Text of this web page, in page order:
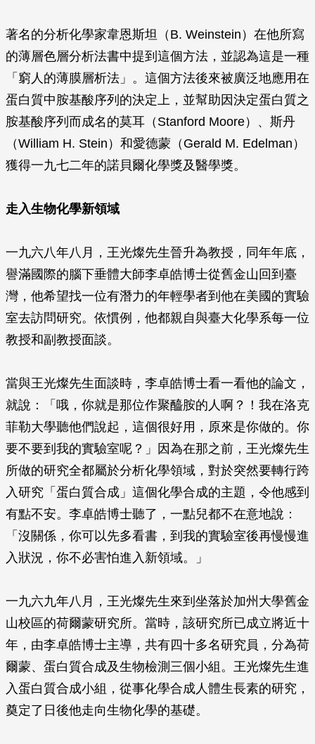
著名的分析化學家韋恩斯坦（B. Weinstein）在他所寫
的薄層色層分析法書中提到這個方法，並認為這是一種
「窮人的薄膜層析法」。這個方法後來被廣泛地應用在
蛋白質中胺基酸序列的決定上，並幫助因決定蛋白質之
胺基酸序列而成名的莫耳（Stanford Moore）、斯丹
（William H. Stein）和愛德蒙（Gerald M. Edelman）
獲得一九七二年的諾貝爾化學獎及醫學獎。
走入生物化學新領域
一九六八年八月，王光燦先生晉升為教授，同年年底，
譽滿國際的腦下垂體大師李卓皓博士從舊金山回到臺
灣，他希望找一位有潛力的年輕學者到他在美國的實驗
室去訪問研究。依慣例，他都親自與臺大化學系每一位
教授和副教授面談。
當與王光燦先生面談時，李卓皓博士看一看他的論文，
就說：「哦，你就是那位作聚醯胺的人啊？！我在洛克
菲勒大學聽他們說起，這個很好用，原來是你做的。你
要不要到我的實驗室呢？」因為在那之前，王光燦先生
所做的研究全都屬於分析化學領域，對於突然要轉行跨
入研究「蛋白質合成」這個化學合成的主題，令他感到
有點不安。李卓皓博士聽了，一點兒都不在意地說：
「沒關係，你可以先多看書，到我的實驗室後再慢慢進
入狀況，你不必害怕進入新領域。」
一九六九年八月，王光燦先生來到坐落於加州大學舊金
山校區的荷爾蒙研究所。當時，該研究所已成立將近十
年，由李卓皓博士主導，共有四十多名研究員，分為荷
爾蒙、蛋白質合成及生物檢測三個小組。王光燦先生進
入蛋白質合成小組，從事化學合成人體生長素的研究，
奠定了日後他走向生物化學的基礎。